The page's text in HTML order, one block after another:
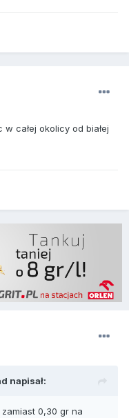
całej okolicy od białej
napisał:
0,30 gr na